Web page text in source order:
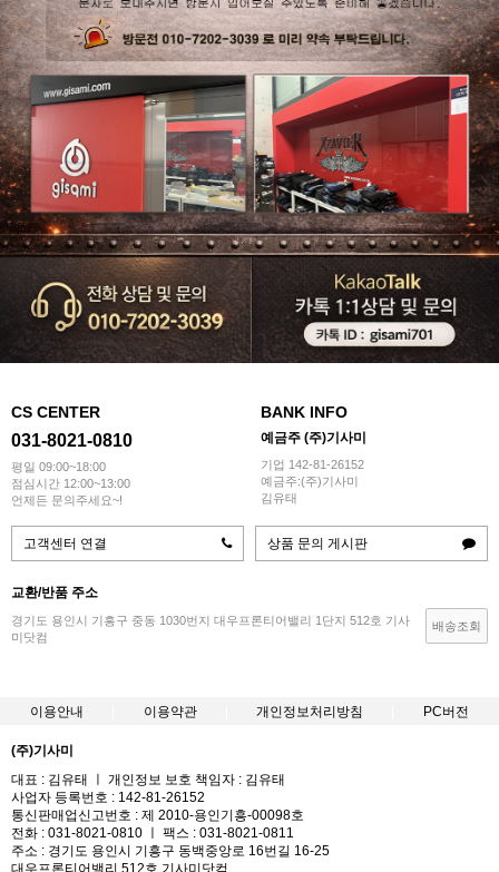
CS CENTER
031-8021-0810
평일 09:00~18:00
점심시간 12:00~13:00
언제든 문의주세요~!
BANK INFO
예금주 (주)기사미
기업 142-81-26152
예금주:(주)기사미
김유태
고객센터 연결 상품 문의 게시판
교환/반품 주소
경기도 용인시 기흥구 중동 1030번지 대우프론티어밸리 1단지 512호 기사
미닷컴
배송조회
이용안내 이용약관 개인정보처리방침 PC버전
(주)기사미
대표 : 김유태 ㅣ 개인정보 보호 책임자 : 김유태
사업자 등록번호 : 142-81-26152
통신판매업신고번호 : 제 2010-용인기흥-00098호
전화 : 031-8021-0810 ㅣ 팩스 : 031-8021-0811
주소 : 경기도 용인시 기흥구 동백중앙로 16번길 16-25
대우프론티어밸리 512호 기사미닷컴